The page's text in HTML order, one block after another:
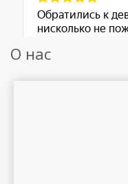
О нас